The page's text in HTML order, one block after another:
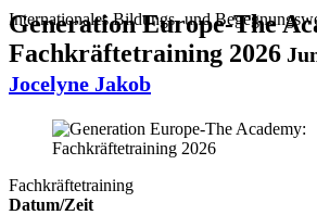
Internationales Bildungs- und
Generation Europe-The
Fachkräftetraining 2026
Jocelyne Jakob
Fachkräftetraining
Datum/Zeit